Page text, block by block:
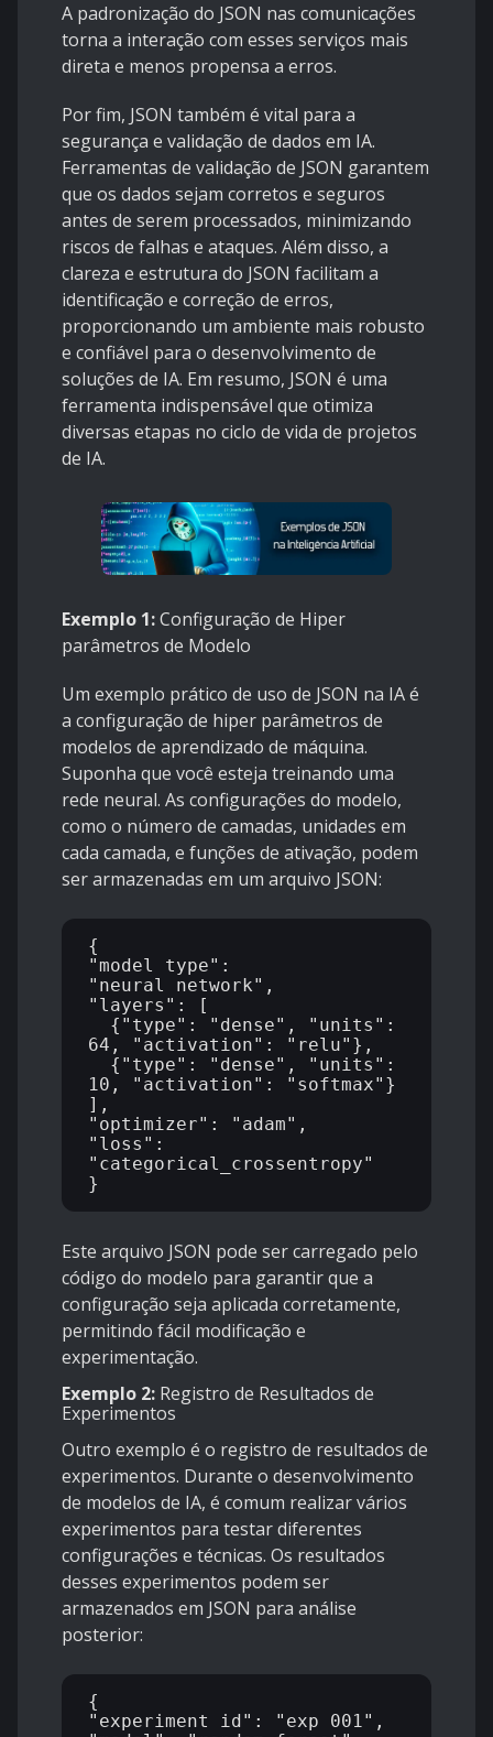
A padronização do JSON nas comunicações
torna a interação com esses serviços mais
direta e menos propensa a erros.
Por fim, JSON também é vital para a
segurança e validação de dados em IA.
Ferramentas de validação de JSON garantem
que os dados sejam corretos e seguros
antes de serem processados, minimizando
riscos de falhas e ataques. Além disso, a
clareza e estrutura do JSON facilitam a
identificação e correção de erros,
proporcionando um ambiente mais robusto
e confiável para o desenvolvimento de
soluções de IA. Em resumo, JSON é uma
ferramenta indispensável que otimiza
diversas etapas no ciclo de vida de projetos
de IA.
Exemplo 1:Configuração de Hiper
parâmetros de Modelo
Um exemplo prático de uso de JSON na IA é
a configuração de hiper parâmetros de
modelos de aprendizado de máquina.
Suponha que você esteja treinando uma
rede neural. As configurações do modelo,
como o número de camadas, unidades em
cada camada, e funções de ativação, podem
ser armazenadas em um arquivo JSON:
{
"model_type":
"neural_network",
"layers": [
{"type": "dense", "units":
64, "activation": "relu"},
{"type": "dense", "units":
10, "activation": "softmax"}
],
"optimizer": "adam",
"loss":
"categorical_crossentropy"
Este arquivo JSON pode ser carregado pelo
código do modelo para garantir que a
configuração seja aplicada corretamente,
permitindo fácil modificação e
experimentação.
Exemplo 2: Registro de Resultados de
Experimentos
Outro exemplo é o registro de resultados de
experimentos. Durante o desenvolvimento
de modelos de IA, é comum realizar vários
experimentos para testar diferentes
configurações e técnicas. Os resultados
desses experimentos podem ser
armazenados em JSON para análise
posterior:
{
"experiment_id": "exp_001",